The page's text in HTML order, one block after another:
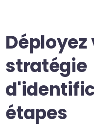
stratégie
étapes